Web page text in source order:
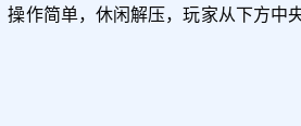
作简单，休闲解压，玩家从下方